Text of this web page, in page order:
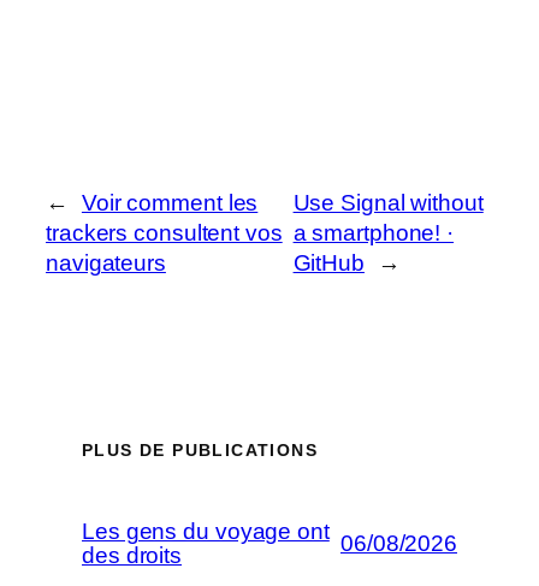
←
Voir comment les
trackers consultent vos
navigateurs
Use Signal without
a smartphone! ·
GitHub
→
PLUS DE PUBLICATIONS
Les gens du voyage ont
des droits
06/08/2026